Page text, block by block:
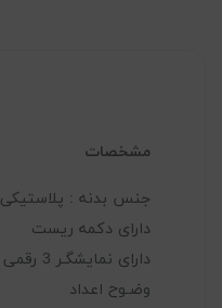
مشخصات
جنس بدنه : پلاستیکی
دارای دکمه ریست
دارای نمایشگـر 3 رقمی
وضـوح اعداد